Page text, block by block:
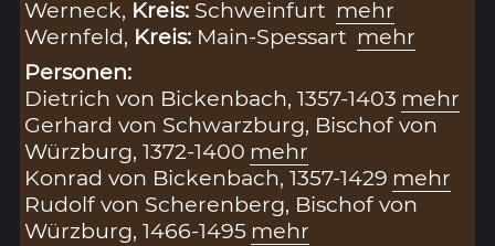
Werneck, Kreis: Schweinfurt mehr
Wernfeld, Kreis: Main-Spessart mehr
Personen:
Dietrich von Bickenbach, 1357-1403 mehr
Gerhard von Schwarzburg, Bischof von
Würzburg, 1372-1400 mehr
Konrad von Bickenbach, 1357-1429 mehr
Rudolf von Scherenberg, Bischof von
Würzburg, 1466-1495 mehr